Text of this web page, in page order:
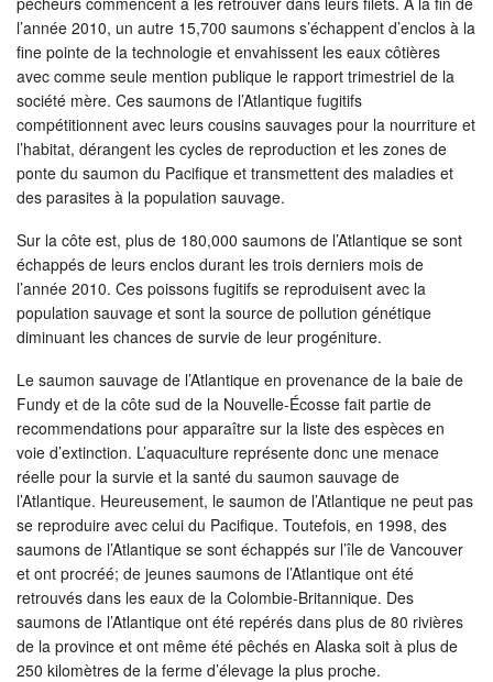
l’année 2010, un autre 15,700 saumons s’échappent d’enclos à la
fine pointe de la technologie et envahissent les eaux côtières
avec comme seule mention publique le rapport trimestriel de la
société mère. Ces saumons de l’Atlantique fugitifs
compétitionnent avec leurs cousins sauvages pour la nourriture et
l’habitat, dérangent les cycles de reproduction et les zones de
ponte du saumon du Pacifique et transmettent des maladies et
des parasites à la population sauvage.
Sur la côte est, plus de 180,000 saumons de l’Atlantique se sont
échappés de leurs enclos durant les trois derniers mois de
l’année 2010. Ces poissons fugitifs se reproduisent avec la
population sauvage et sont la source de pollution génétique
diminuant les chances de survie de leur progéniture.
Le saumon sauvage de l’Atlantique en provenance de la baie de
Fundy et de la côte sud de la Nouvelle-Écosse fait partie de
recommendations pour apparaître sur la liste des espèces en
voie d’extinction. L’aquaculture représente donc une menace
réelle pour la survie et la santé du saumon sauvage de
l’Atlantique. Heureusement, le saumon de l’Atlantique ne peut pas
se reproduire avec celui du Pacifique. Toutefois, en 1998, des
saumons de l’Atlantique se sont échappés sur l’île de Vancouver
et ont procréé; de jeunes saumons de l’Atlantique ont été
retrouvés dans les eaux de la Colombie-Britannique. Des
saumons de l’Atlantique ont été repérés dans plus de 80 rivières
de la province et ont même été pêchés en Alaska soit à plus de
250 kilomètres de la ferme d’élevage la plus proche.